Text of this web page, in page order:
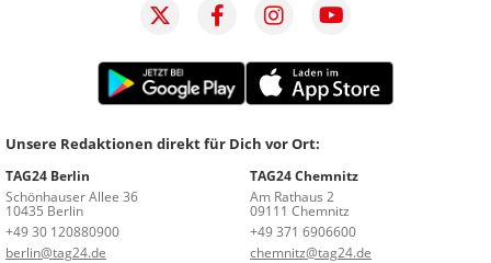
Unsere Redaktionen direkt für Dich vor Ort:
TAG24 Berlin
Schönhauser Allee 36
10435 Berlin
+49 30 120880900
berlin@tag24.de
TAG24 Chemnitz
Am Rathaus 2
09111 Chemnitz
+49 371 6906600
chemnitz@tag24.de